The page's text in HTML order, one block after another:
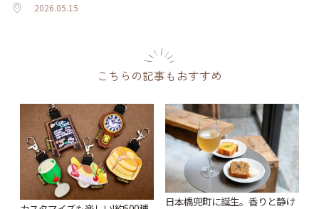
2026.05.15
こちらの記事もおすすめ
日本橋兜町に誕生。香りと静け